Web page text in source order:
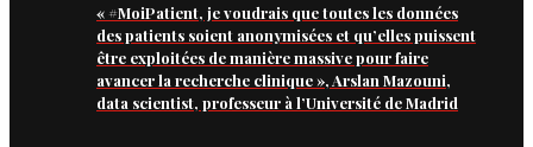
« #MoiPatient, je voudrais que toutes les données
des patients soient anonymisées et qu’elles puissent
être exploitées de manière massive pour faire
avancer la recherche clinique », Arslan Mazouni,
data scientist, professeur à l’Université de Madrid